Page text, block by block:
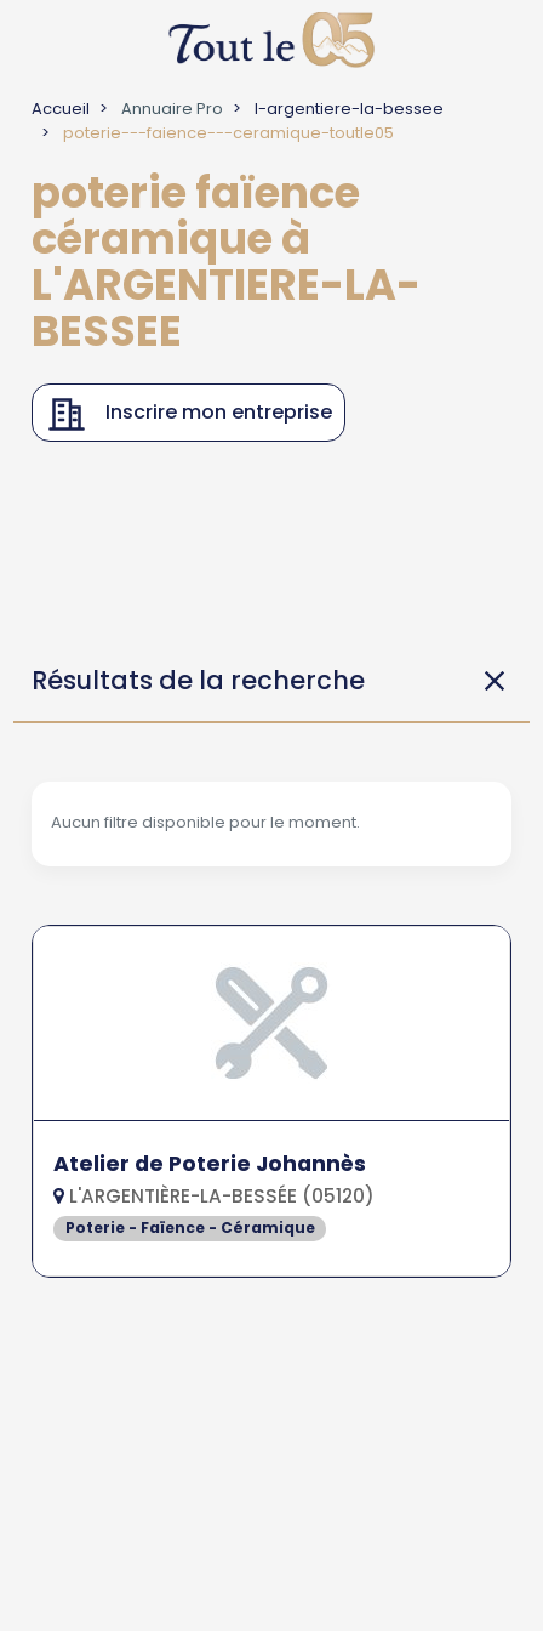
Accueil Annuaire Pro
l-argentiere-la-bessee
poterie---faience---ceramique-toutle05
poterie faïence
céramique à
L'ARGENTIERE-LA-
BESSEE
Inscrire mon entreprise
Résultats de la recherche
Aucun filtre disponible pour le moment.
Atelier de Poterie Johannès
L'ARGENTIÈRE-LA-BESSÉE (05120)
Poterie - Faïence - Céramique